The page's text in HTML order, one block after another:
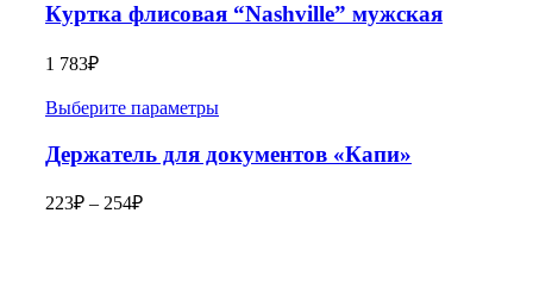
Куртка флисовая “Nashville” мужская
1 783₽
Выберите параметры
Держатель для документов «Капи»
223₽ – 254₽